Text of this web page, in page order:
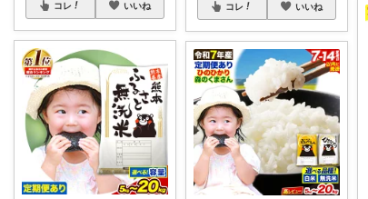
コレ いいね コレ いいね